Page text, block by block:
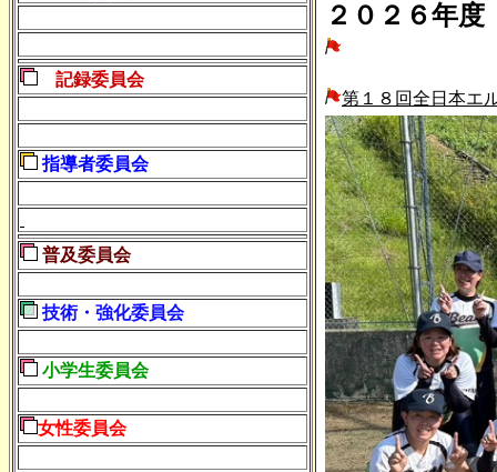
記録委員会
指導者委員会
普及委員会
技術・強化委員会
小学生委員会
女性委員会
２０２６年
第１８回全日本エ